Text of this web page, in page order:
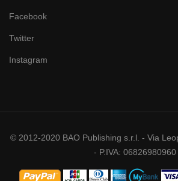
Facebook
Twitter
Instagram
© 2012-2020 BAO Publishing s.r.l. - Via
- P.IVA: 06826980960